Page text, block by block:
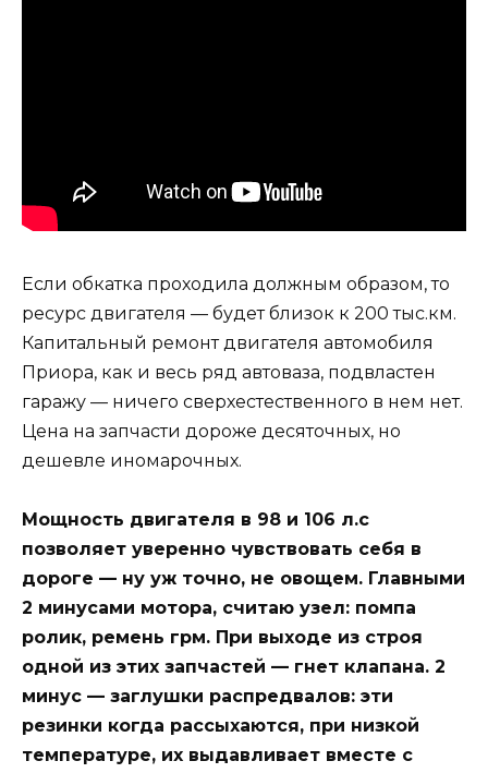
Если обкатка проходила должным образом, то
ресурс двигателя — будет близок к 200 тыс.км.
Капитальный ремонт двигателя автомобиля
Приора, как и весь ряд автоваза, подвластен
гаражу — ничего сверхестественного в нем нет.
Цена на запчасти дороже десяточных, но
дешевле иномарочных.
Мощность двигателя в 98 и 106 л.с
позволяет уверенно чувствовать себя в
дороге — ну уж точно, не овощем. Главными
2 минусами мотора, считаю узел: помпа
ролик, ремень грм. При выходе из строя
одной из этих запчастей — гнет клапана. 2
минус — заглушки распредвалов: эти
резинки когда рассыхаются, при низкой
температуре, их выдавливает вместе с